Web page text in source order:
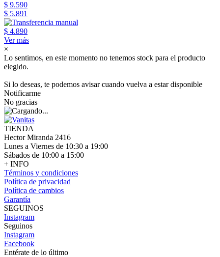
$ 9.590
$ 5.891
$ 4.890
Ver más
×
Lo sentimos, en este momento no tenemos stock para el producto
elegido.
Si lo deseas, te podemos avisar cuando vuelva a estar disponible
Notificarme
No gracias
TIENDA
Hector Miranda 2416
Lunes a Viernes de 10:30 a 19:00
Sábados de 10:00 a 15:00
+ INFO
Términos y condiciones
Política de privacidad
Política de cambios
Garantía
SEGUINOS
Instagram
Seguinos
Instagram
Facebook
Entérate de lo último